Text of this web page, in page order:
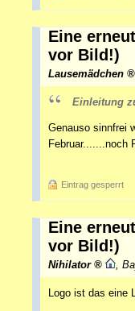
Eine
vor Bild!)
Lausemädchen
Einleitung
Genauso sinnfrei
Februar.......noch
Eintrag gesperrt
Eine
vor Bild!)
Nihilator ,
Logo ist das eine